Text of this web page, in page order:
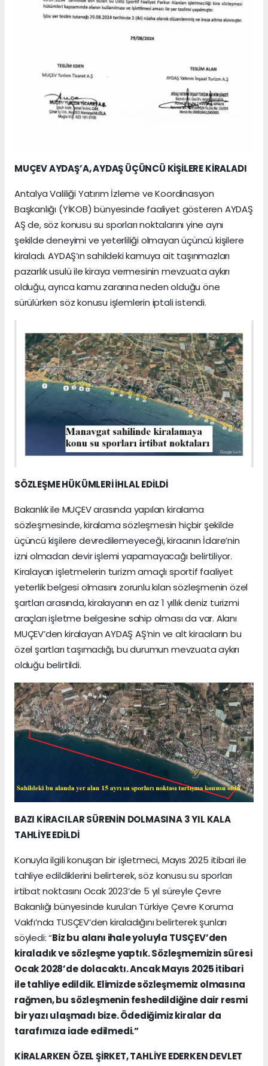
MUÇEV AYDAŞ’A, AYDAŞ ÜÇÜNCÜ KİŞİLERE KİRALADI
Antalya Valiliği Yatırım İzleme ve Koordinasyon
Başkanlığı (YİKOB) bünyesinde faaliyet gösteren AYDAŞ
AŞ de, söz konusu su sporları noktalarını yine aynı
şekilde deneyimi ve yeterliliği olmayan üçüncü kişilere
kiraladı. AYDAŞ’ın sahildeki kamuya ait taşınmazları
pazarlık usulü ile kiraya vermesinin mevzuata aykırı
olduğu, ayrıca kamu zararına neden olduğu öne
sürülürken söz konusu işlemlerin iptali istendi.
SÖZLEŞME HÜKÜMLERİ İHLAL EDİLDİ
Bakanlık ile MUÇEV arasında yapılan kiralama
sözleşmesinde, kiralama sözleşmesin hiçbir şekilde
üçüncü kişilere devredilemeyeceği, kiracının İdare’nin
izni olmadan devir işlemi yapamayacağı belirtiliyor.
Kiralayan işletmelerin turizm amaçlı sportif faaliyet
yeterlik belgesi olmasını zorunlu kılan sözleşmenin özel
şartları arasında, kiralayanın en az 1 yıllık deniz turizmi
araçları işletme belgesine sahip olması da var. Alanı
MUÇEV’den kiralayan AYDAŞ AŞ’nin ve alt kiracıların bu
özel şartları taşımadığı, bu durumun mevzuata aykırı
olduğu belirtildi.
BAZI KİRACILAR SÜRENİN DOLMASINA 3 YIL KALA
TAHLİYE EDİLDİ
Konuyla ilgili konuşan bir işletmeci, Mayıs 2025 itibari ile
tahliye edildiklerini belirterek, söz konusu su sporları
irtibat noktasını Ocak 2023’de 5 yıl süreyle Çevre
Bakanlığı bünyesinde kurulan Türkiye Çevre Koruma
Vakfı’nda TUSÇEV’den kiraladığını belirterek şunları
söyledi: “Biz bu alanı ihale yoluyla TUSÇEV’den
kiraladık ve sözleşme yaptık. Sözleşmemizin süresi
Ocak 2028’de dolacaktı. Ancak Mayıs 2025 itibari
ile tahliye edildik. Elimizde sözleşmemiz olmasına
rağmen, bu sözleşmenin feshedildiğine dair resmi
bir yazı ulaşmadı bize. Ödediğimiz kiralar da
tarafımıza iade edilmedi.”
KİRALARKEN ÖZEL ŞİRKET, TAHLİYE EDERKEN DEVLET